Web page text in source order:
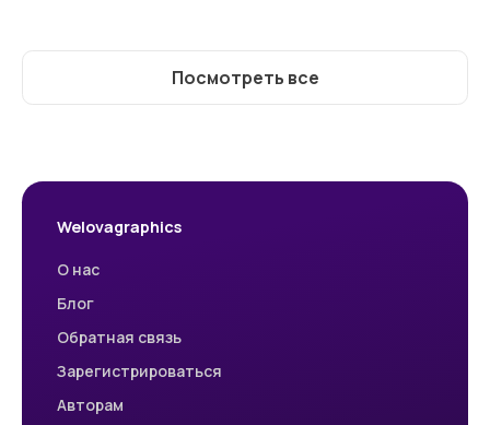
Посмотреть все
Welovagraphics
О нас
Блог
Обратная связь
Зарегистрироваться
Авторам